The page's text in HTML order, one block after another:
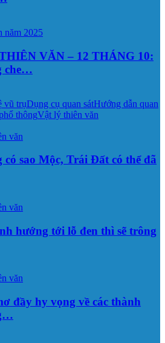
năm 2025
VĂN – 12 THÁNG 10:
che…
vũ trụDụng cụ quan sátHướng dẫn quan
thôngVật lý thiên văn
văn
có sao Mộc, Trái Đất có thể đã
văn
hướng tới lỗ đen thì sẽ trông
văn
đầy hy vọng về các thành